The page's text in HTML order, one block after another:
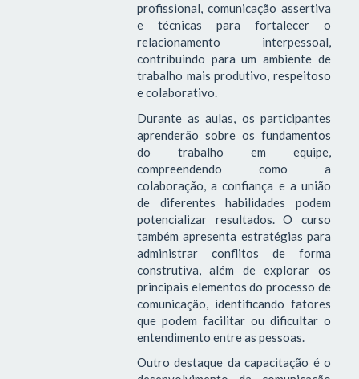
profissional, comunicação assertiva
e técnicas para fortalecer o
relacionamento interpessoal,
contribuindo para um ambiente de
trabalho mais produtivo, respeitoso
e colaborativo.
Durante as aulas, os participantes
aprenderão sobre os fundamentos
do trabalho em equipe,
compreendendo como a
colaboração, a confiança e a união
de diferentes habilidades podem
potencializar resultados. O curso
também apresenta estratégias para
administrar conflitos de forma
construtiva, além de explorar os
principais elementos do processo de
comunicação, identificando fatores
que podem facilitar ou dificultar o
entendimento entre as pessoas.
Outro destaque da capacitação é o